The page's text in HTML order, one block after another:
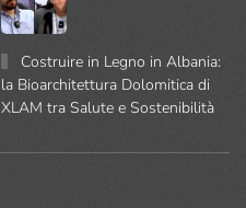
Costruire in Legno in Albania:
la Bioarchitettura Dolomitica di
XLAM tra Salute e Sostenibilità